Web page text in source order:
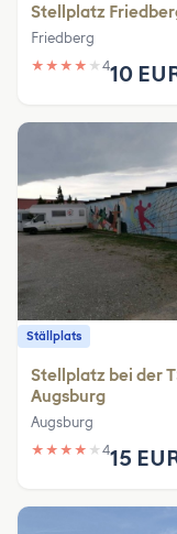
Stellplatz
Friedberg
★ ★ ★ ★ ★ 410
Ställplats
Stellplatz bei der
Augsburg
Augsburg
★ ★ ★ ★ ★ 415